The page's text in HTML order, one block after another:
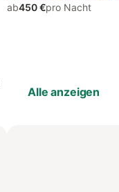
ab450 €pro Nacht
Alle anzeigen